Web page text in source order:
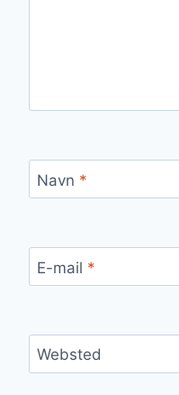
Navn *
E-mail *
Websted